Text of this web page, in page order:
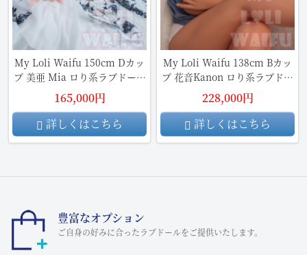
My Loli Waifu 150cm Dカッ
プ 美亜 Mia ロり系ラブドール
TPE材質ボディ
165,000円
詳しくはこちら
My Loli Waifu 138cm Bカッ
プ 花音Kanon ロり系ラブドー
ル TPE材質ボディ
228,000円
詳しくはこちら
豊富なオプション
ご自身の好みに合ったラブドールをご提供いたします。